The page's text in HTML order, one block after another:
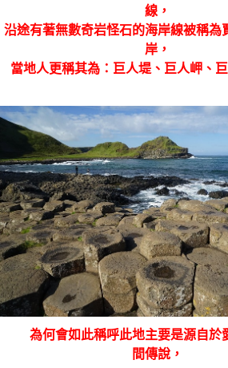
線，
沿途有著無數奇岩怪石的海岸線被稱為
岸，
當地人更稱其為：巨人堤、巨人岬、
為何會如此稱呼此地主要是源自於
間傳說，